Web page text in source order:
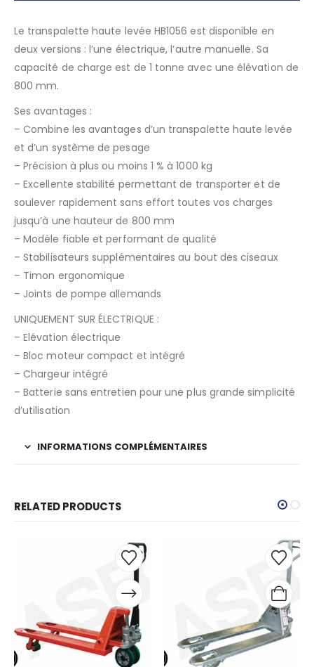
Le transpalette haute levée HB1056 est disponible en
deux versions : l’une électrique, l’autre manuelle. Sa
capacité de charge est de 1 tonne avec une élévation de
800 mm.
Ses avantages :
– Combine les avantages d’un transpalette haute levée
et d’un système de pesage
– Précision à plus ou moins 1 % à 1000 kg
– Excellente stabilité permettant de transporter et de
soulever rapidement sans effort toutes vos charges
jusqu’à une hauteur de 800 mm
– Modèle fiable et performant de qualité
– Stabilisateurs supplémentaires au bout des ciseaux
– Timon ergonomique
– Joints de pompe allemands
UNIQUEMENT SUR ÉLECTRIQUE :
– Elévation électrique
– Bloc moteur compact et intégré
– Chargeur intégré
– Batterie sans entretien pour une plus grande simplicité
d’utilisation
INFORMATIONS COMPLÉMENTAIRES
RELATED PRODUCTS